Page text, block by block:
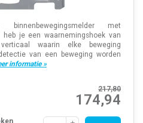
met
je een waarnemingshoek van
waarin elke beweging
van een beweging worden
informatie »
217,80
174,94